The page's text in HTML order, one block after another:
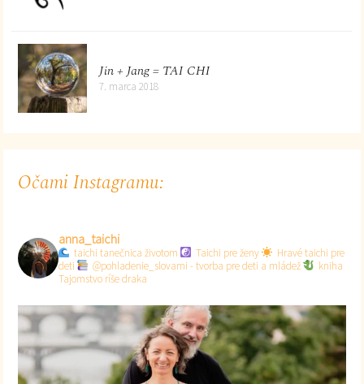
Jin + Jang = TAI CHI
7. marca 2018
Očami Instagramu:
anna_taichi
taichi tanečnica životom Taichi pre ženy
Hravé taichi pre
deti
@pohladenie_slovami - tvorba pre deti a mládež
kniha
Tajomstvo ríše draka